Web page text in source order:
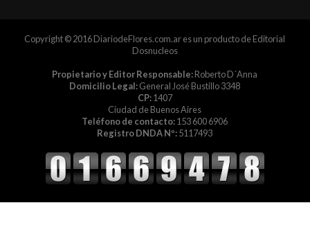
Copyright © 2016 DiariodeFlores.com.ar es un producto de Editorial
Dosnucleos
Propietario y Editor Responsable:Roberto D´Anna
Domicilio Legal:General José Bustillo 3348
CP:1407
Ciudad de Buenos Aires
Teléfono de contacto:153 600 6906
Registro DNDA Nº:5117493